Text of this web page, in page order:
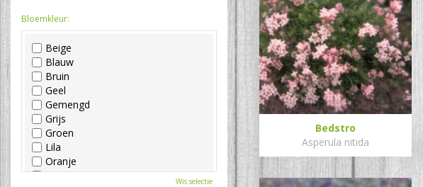
Bedstro
Asperula nitida
December
Bloemkleur:
Beige
Blauw
Bruin
Geel
Gemengd
Grijs
Groen
Lila
Oranje
Paars
Wis selectie